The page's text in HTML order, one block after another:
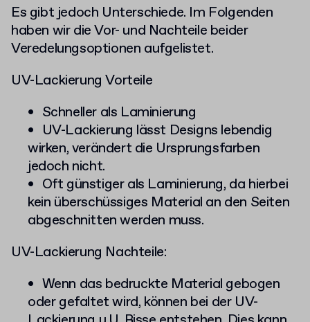
Es gibt jedoch Unterschiede. Im Folgenden
haben wir die Vor- und Nachteile beider
Veredelungsoptionen aufgelistet.
UV-Lackierung Vorteile
Schneller als Laminierung
UV-Lackierung lässt Designs lebendig
wirken, verändert die Ursprungsfarben
jedoch nicht.
Oft günstiger als Laminierung, da hierbei
kein überschüssiges Material an den Seiten
abgeschnitten werden muss.
UV-Lackierung Nachteile:
Wenn das bedruckte Material gebogen
oder gefaltet wird, können bei der UV-